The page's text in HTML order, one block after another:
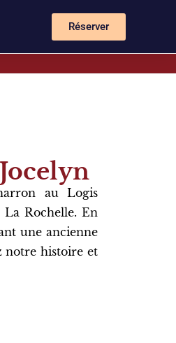
Réserver
au Logis
La Rochelle. En
une ancienne
notre histoire et